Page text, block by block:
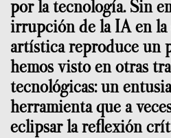
por la tecnología. Sin
irrupción de la IA en la
artística reproduce un
hemos visto en otras
tecnológicas: un
herramienta que a
eclipsar la reflexión